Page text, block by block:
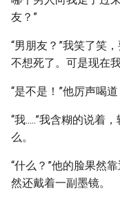
友？”
“男朋友？”我笑了笑
不想死了。可是现在
“是不是！”他厉声喝
“我.....”我含糊的说着
么。
“什么？”他的脸果然
然还戴着一副墨镜。